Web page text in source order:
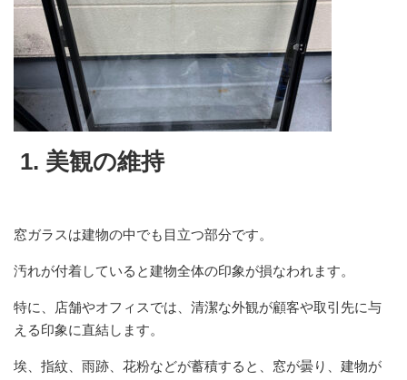
1. 美観の維持
窓ガラスは建物の中でも目立つ部分です。
汚れが付着していると建物全体の印象が損なわれます。
特に、店舗やオフィスでは、清潔な外観が顧客や取引先に与
える印象に直結します。
埃、指紋、雨跡、花粉などが蓄積すると、窓が曇り、建物が